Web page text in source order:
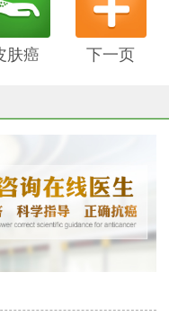
下一页
肤癌